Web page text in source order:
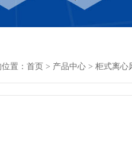
置： 首页 > 产品中心 > 柜式离心